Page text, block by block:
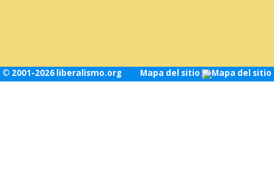
© 2001-2026 liberalismo.org Mapa del sitio